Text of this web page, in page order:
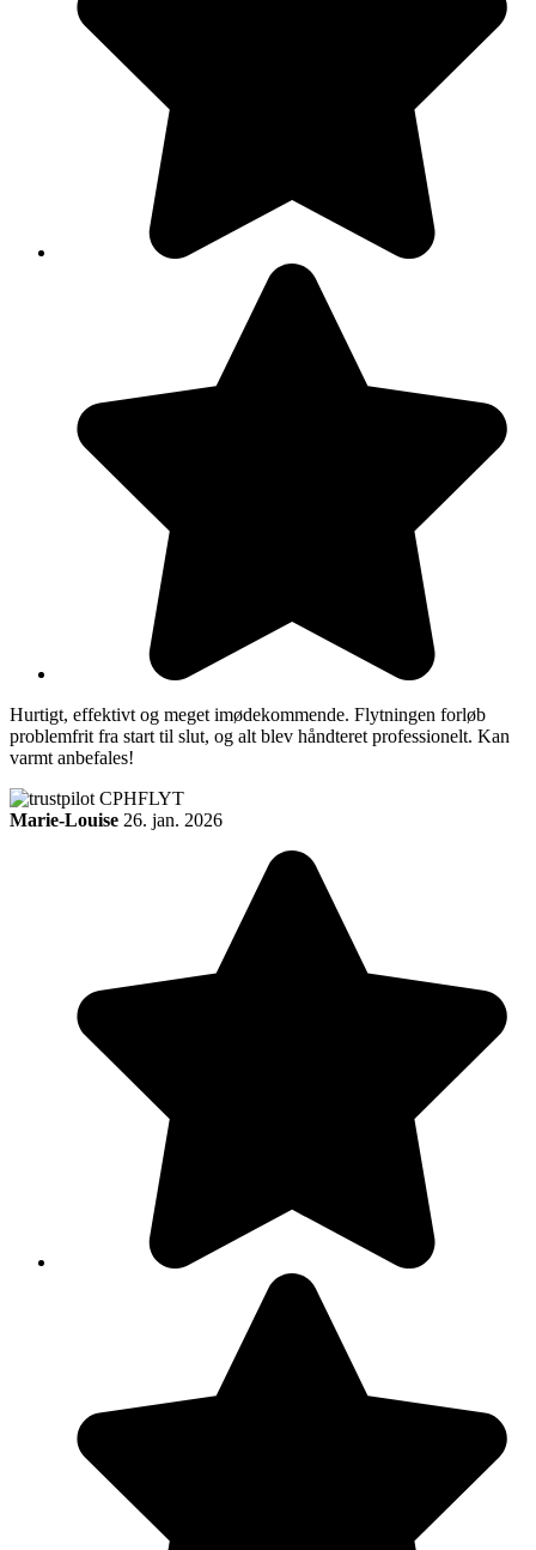
Hurtigt, effektivt og meget imødekommende. Flytningen forløb
problemfrit fra start til slut, og alt blev håndteret professionelt. Kan
varmt anbefales!
Marie-Louise 26. jan. 2026